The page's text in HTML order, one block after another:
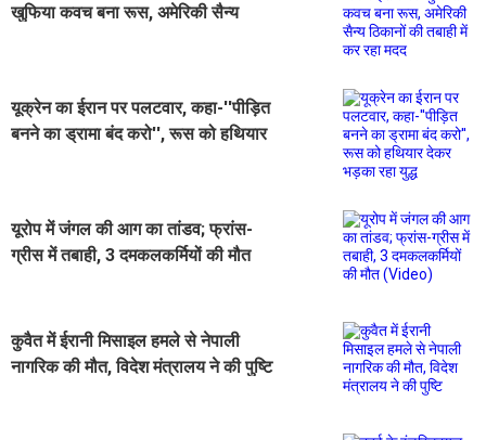
खुफिया कवच बना रूस, अमेरिकी सैन्य
यूक्रेन का ईरान पर पलटवार, कहा-''पीड़ित
बनने का ड्रामा बंद करो'', रूस को हथियार
यूरोप में जंगल की आग का तांडव; फ्रांस-
ग्रीस में तबाही, 3 दमकलकर्मियों की मौत
कुवैत में ईरानी मिसाइल हमले से नेपाली
नागरिक की मौत, विदेश मंत्रालय ने की पुष्टि